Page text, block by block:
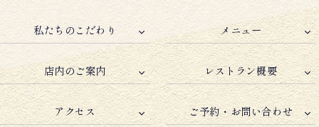
私たちのこだわり メニュー
店内のご案内 レストラン概要
アクセス ご予約・お問い合わせ